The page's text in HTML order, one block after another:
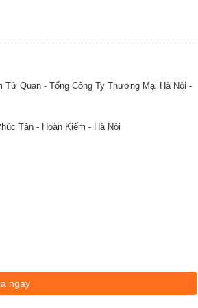
Tử Quan - Tổng Công Ty Thương Mại Hà Nội -
Tân - Hoàn Kiếm - Hà Nội